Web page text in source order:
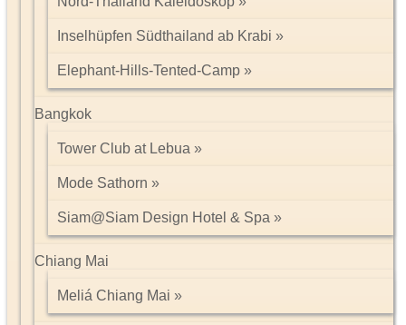
Inselhüpfen Südthailand ab Krabi
Elephant-Hills-Tented-Camp
Bangkok
Tower Club at Lebua
Mode Sathorn
Siam@Siam Design Hotel & Spa
Chiang Mai
Meliá Chiang Mai